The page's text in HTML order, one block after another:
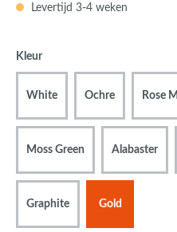
Levertijd 3-4 weken
Kleur
White Ochre Rose
Moss Green Alabaster
Graphite Gold